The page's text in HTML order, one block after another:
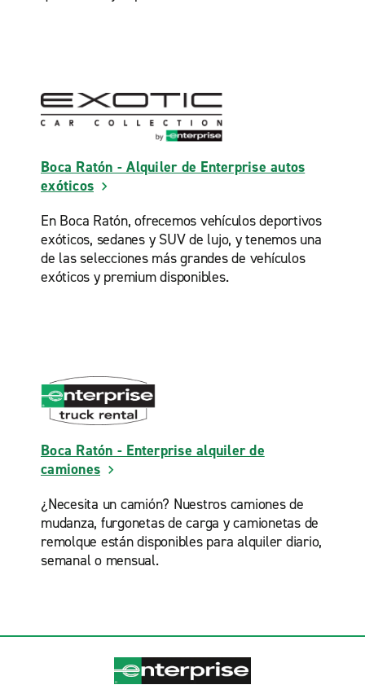
Boca Ratón - Alquiler de Enterprise autos
exóticos
En Boca Ratón, ofrecemos vehículos deportivos
exóticos, sedanes y SUV de lujo, y tenemos una
de las selecciones más grandes de vehículos
exóticos y premium disponibles.
Boca Ratón - Enterprise alquiler de
camiones
¿Necesita un camión? Nuestros camiones de
mudanza, furgonetas de carga y camionetas de
remolque están disponibles para alquiler diario,
semanal o mensual.